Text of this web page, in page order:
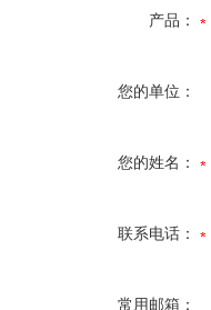
产品：
您的单位：
您的姓名：
联系电话：
常用邮箱：